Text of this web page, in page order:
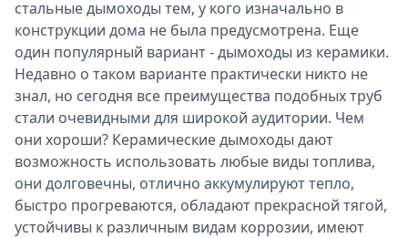
стальные дымоходы тем, у кого изначально в
конструкции дома не была предусмотрена. Еще
один популярный вариант - дымоходы из керамики.
Недавно о таком варианте практически никто не
знал, но сегодня все преимущества подобных труб
стали очевидными для широкой аудитории. Чем
они хороши? Керамические дымоходы дают
возможность использовать любые виды топлива,
они долговечны, отлично аккумулируют тепло,
быстро прогреваются, обладают прекрасной тягой,
устойчивы к различным видам коррозии, имеют